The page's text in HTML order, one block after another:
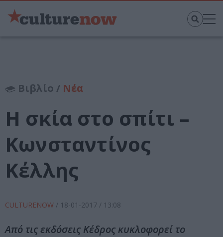
Βιβλίο / Νέα
Η σκία στο σπίτι –
Κωνσταντίνος
Κέλλης
CULTURENOW / 18-01-2017 / 13:08
Από τις εκδόσεις Κέδρος κυκλοφορεί το